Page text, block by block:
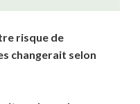
risque de
changerait selon